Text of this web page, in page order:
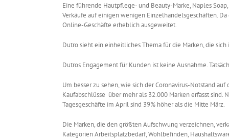
Eine führende Hautpflege- und Beauty-Marke, Naples
Verkäufe auf einigen wenigen Einzelhandelsgeschäften.
Online-Geschäfte erheblich ausgeweitet.
Dutro sieht ein einheitliches Thema für die Marken, die
Dutros Engagement für Kunden ist keine Ausnahme.
Um besser zu sehen, wie sich der Coronavirus-Notstand
Kaufabschlüsse über mehr als 32.000 Marken erfasst
Tagesgeschäfte im April sind 39% höher als die Mitte März.
Die Marken, die den größten Aufschwung verzeichnen,
Kategorien Arbeitsplatzbedarf, Wohlbefinden,